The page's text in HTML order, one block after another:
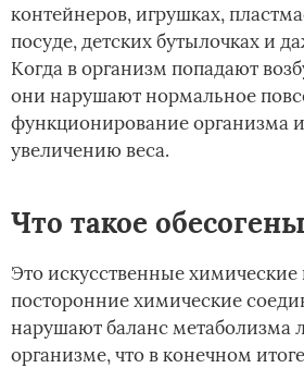
контейнеров, игрушках,
посуде, детских бутылочках и
Когда в организм попадают
они нарушают нормальное
функционирование организма
увеличению веса.
Что такое обесогены
Это искусственные химические
посторонние химические
нарушают баланс метаболизма
организме, что в конечном